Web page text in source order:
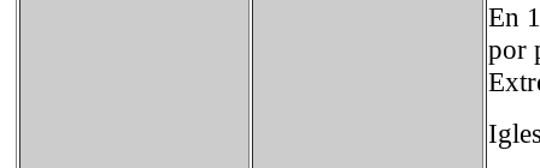
En
por